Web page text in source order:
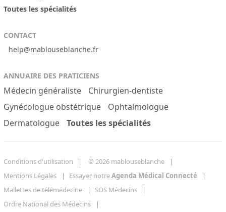
Toutes les spécialités
CONTACT
help@mablouseblanche.fr
ANNUAIRE DES PRATICIENS
Médecin généraliste
Chirurgien-dentiste
Gynécologue obstétrique
Ophtalmologue
Dermatologue
Toutes les spécialités
Conditions d'utilisation
© 2026 mablouseblanche
Mentions Légales
Essayer notreAgenda Médical Connecté
Mallettes de télémédecine
SOS Médecins
Ordre National des Médecins